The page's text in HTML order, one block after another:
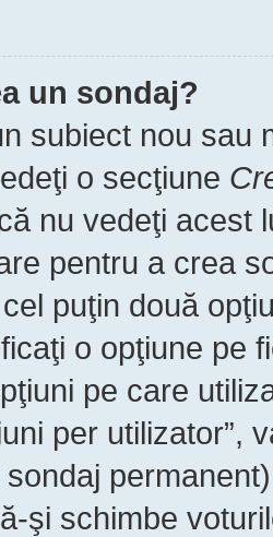
un sondaj?
subiect nou sau
o secţiune
nu vedeţi acest
pentru a crea
puţin două
o opţiune pe
pe care
per utilizator”,
şi schimbe